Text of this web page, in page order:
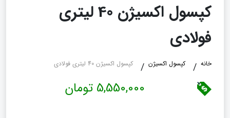
کپسول اکسیژن 40 لیتری
فولادی
خانه کپسول اکسیژن کپسول اکسیژن 40 لیتری فولادی
5,550,000 تومان